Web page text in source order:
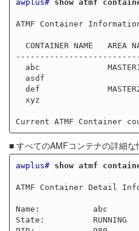
awplus# show atmf
ATMF Container
■ すべてのAMFコンテナの詳細な
awplus# show atmf
ATMF Container Detail
Name:           abc
State:          RUNNING